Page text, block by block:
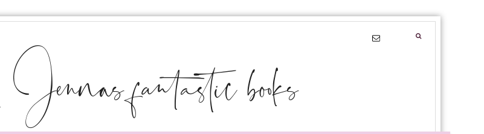
fantastic books